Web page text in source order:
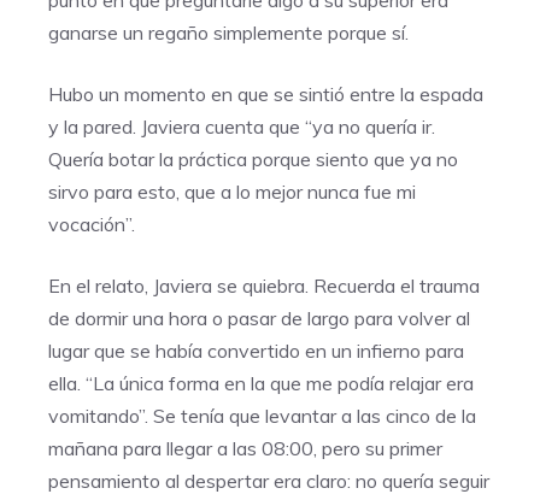
ganarse un regaño simplemente porque sí.
Hubo un momento en que se sintió entre la espada
y la pared. Javiera cuenta que “ya no quería ir.
Quería botar la práctica porque siento que ya no
sirvo para esto, que a lo mejor nunca fue mi
vocación”.
En el relato, Javiera se quiebra. Recuerda el trauma
de dormir una hora o pasar de largo para volver al
lugar que se había convertido en un infierno para
ella. “La única forma en la que me podía relajar era
vomitando”. Se tenía que levantar a las cinco de la
mañana para llegar a las 08:00, pero su primer
pensamiento al despertar era claro: no quería seguir